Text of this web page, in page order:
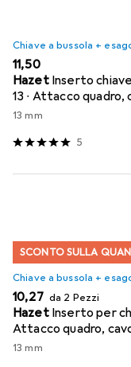
Chiave a bussola +
EUR
11,50
Hazet Inserto
13 ∙ Attacco quadro,
13 mm
5
SCONTO SULLA
Chiave a bussola +
EUR
10,27 da 2 Pezzi
Hazet Inserto per
Attacco quadro,
13 mm